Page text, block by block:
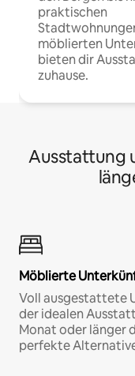
praktischen
möblierten
bieten dir
zuhause.
Ausstattung
Möblierte
Voll ausgestattete
der idealen
Monat oder länger
perfekte